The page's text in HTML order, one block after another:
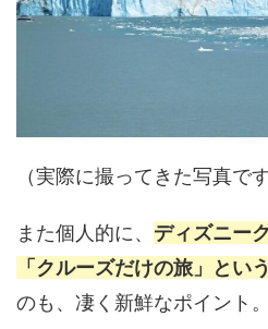
（実際に撮ってきた写真で
また個人的に、 ディズニー
「クルーズだけの旅」とい
のも、凄く新鮮なポイント。